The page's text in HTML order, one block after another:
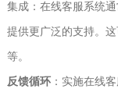
集成：在线客服系统
提供更广泛的支持。
等。
反馈循环：实施在线